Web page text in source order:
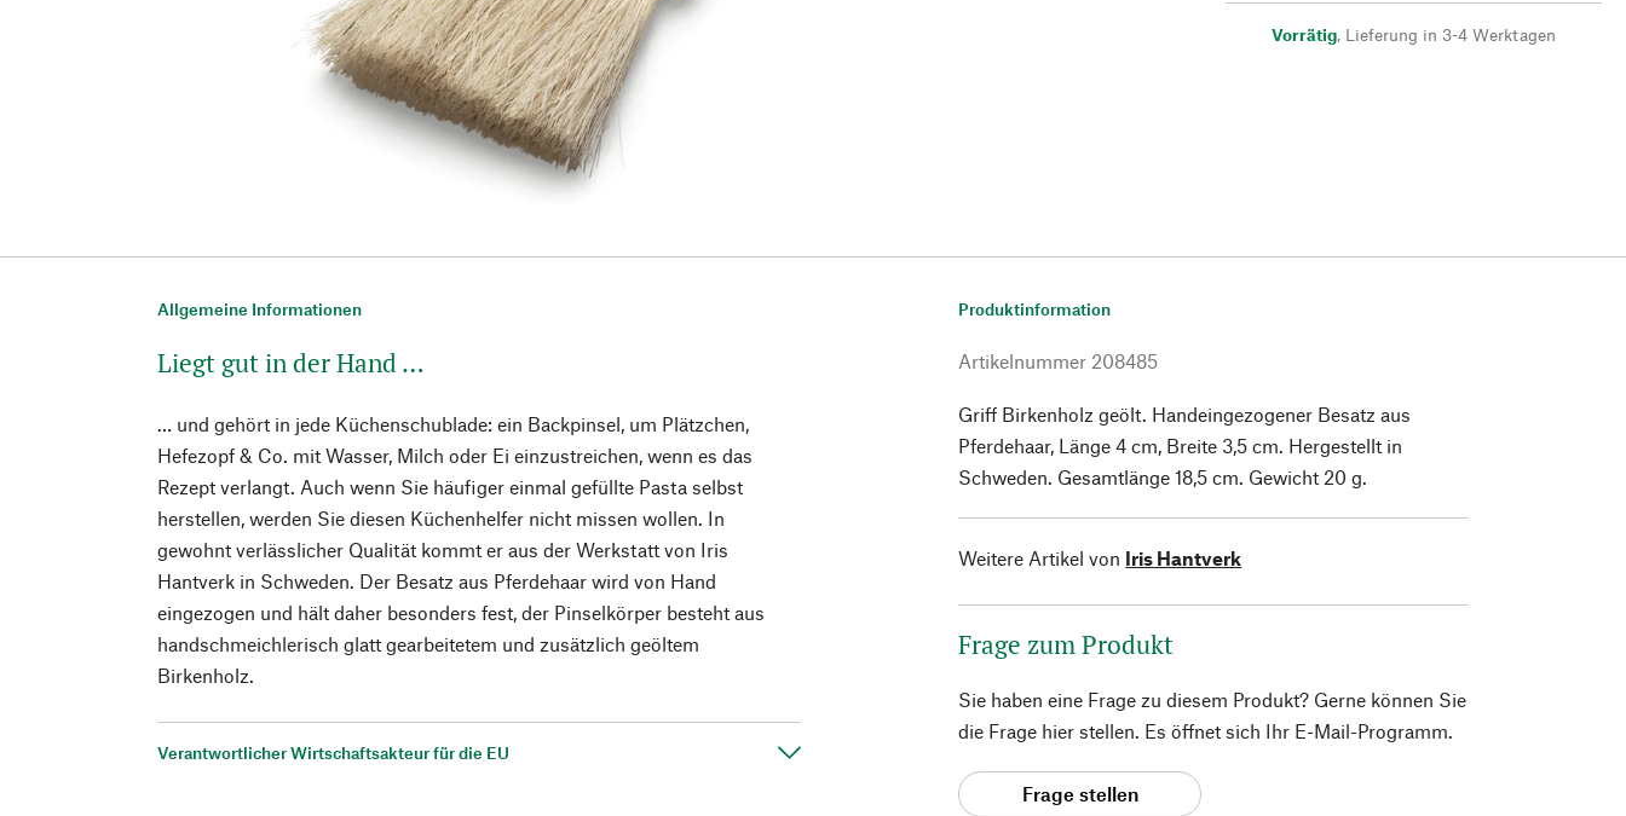
Vorrätig, Lieferung in 3-4 Werktagen
Allgemeine Informationen
Liegt gut in der Hand …
… und gehört in jede Küchenschublade: ein Backpinsel, um Plätzchen,
Hefezopf & Co. mit Wasser, Milch oder Ei einzustreichen, wenn es das
Rezept verlangt. Auch wenn Sie häufiger einmal gefüllte Pasta selbst
herstellen, werden Sie diesen Küchenhelfer nicht missen wollen. In
gewohnt verlässlicher Qualität kommt er aus der Werkstatt von Iris
Hantverk in Schweden. Der Besatz aus Pferdehaar wird von Hand
eingezogen und hält daher besonders fest, der Pinselkörper besteht aus
handschmeichlerisch glatt gearbeitetem und zusätzlich geöltem
Birkenholz.
Verantwortlicher Wirtschaftsakteur für die EU
Produktinformation
Artikelnummer 208485
Griff Birkenholz geölt. Handeingezogener Besatz aus
Pferdehaar, Länge 4 cm, Breite 3,5 cm. Hergestellt in
Schweden. Gesamtlänge 18,5 cm. Gewicht 20 g.
Weitere Artikel von Iris Hantverk
Frage zum Produkt
Sie haben eine Frage zu diesem Produkt? Gerne können Sie
die Frage hier stellen. Es öffnet sich Ihr E-Mail-Programm.
Frage stellen